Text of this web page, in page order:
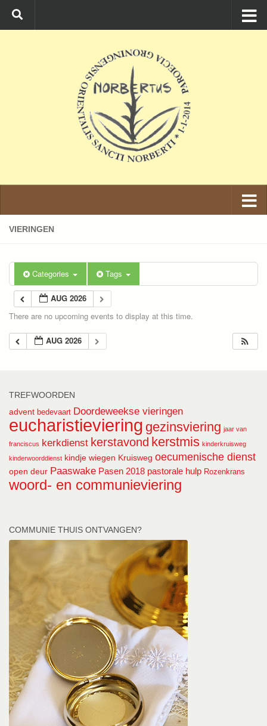
Ga naar de inhoud
VIERINGEN
Categories Tags
AUG 2026
There are no upcoming events to display at this time.
AUG 2026
TREFWOORDEN
advent bedevaart Doordeweekse vieringen
eucharistieviering gezinsviering jaar van
franciscus kerkdienst kerstavond kerstmis kinderkruisweg
kinderwoorddienst kindje wiegen Kruisweg oecumenische dienst
open deur Paaswake Pasen 2018 pastorale hulp Rozenkrans
woord- en communieviering
COMMUNIE THUIS ONTVANGEN?